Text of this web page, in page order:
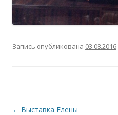
Запись опубликована 03.08.2016
Навигация
← Выставка Елены